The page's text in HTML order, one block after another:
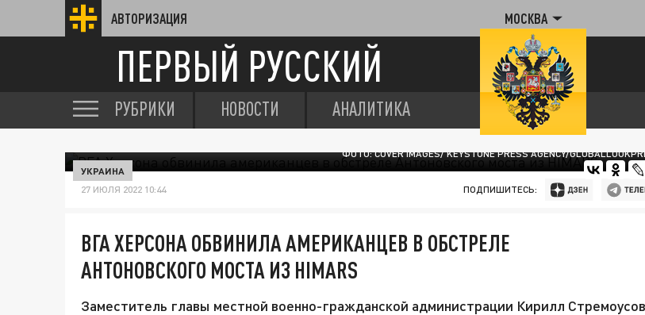
АВТОРИЗАЦИЯ МОСКВА
ПЕРВЫЙ РУССКИЙ
РУБРИКИ НОВОСТИ АНАЛИТИКА
ФОТО: COVER IMAGES/ KEYSTONE PRESS AGENCY/
УКРАИНА
27 ИЮЛЯ 2022 10:44 ПОДПИШИТЕСЬ:
ВГА ХЕРСОНА ОБВИНИЛА АМЕРИКАНЦЕВ В ОБСТРЕЛЕ
АНТОНОВСКОГО МОСТА ИЗ HIMARS
Заместитель главы местной военно-гражданской администрации Кирилл Стремоусов